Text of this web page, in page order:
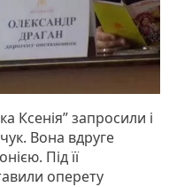
Ксенія” запросили і
Вона вдруге
Під її
оперету